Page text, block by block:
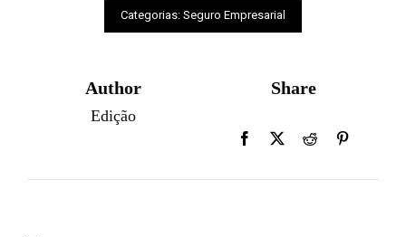
Categorias: Seguro Empresarial
Author
Edição
Share